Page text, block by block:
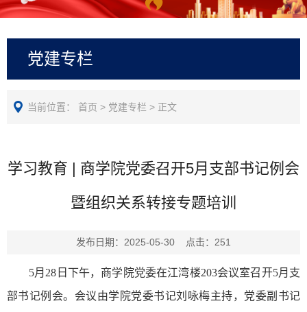
党建专栏
当前位置： 首页 > 党建专栏 > 正文
学习教育 | 商学院党委召开5月支部书记例会
暨组织关系转接专题培训
发布日期：2025-05-30 点击： 251
5月28日下午，商学院党委在江湾楼203会议室召开5月支
部书记例会。会议由学院党委书记刘咏梅主持，党委副书记